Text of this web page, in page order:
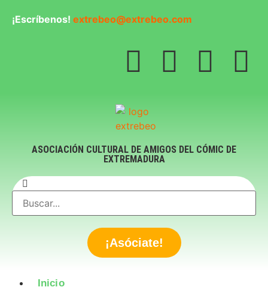
¡Escríbenos! extrebeo@extrebeo.com
ASOCIACIÓN CULTURAL DE AMIGOS DEL CÓMIC DE
EXTREMADURA
¡Asóciate!
Inicio